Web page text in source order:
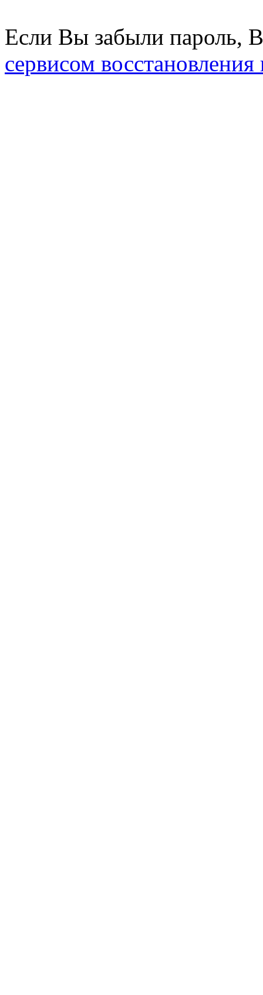
Если Вы забыли пароль,
сервисом восстановления